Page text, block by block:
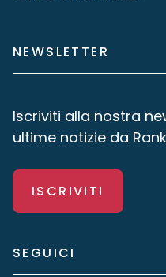
NEWSLETTER
Iscriviti alla nostra
ultime notizie da
ISCRIVITI
SEGUICI